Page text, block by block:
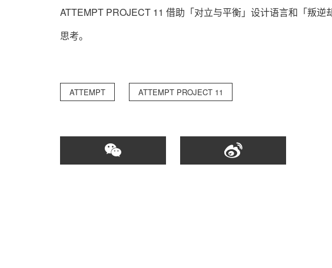
ATTEMPT PROJECT 11 借助「对立与平衡」设计语言和「叛
思考。
ATTEMPT ATTEMPT PROJECT 11